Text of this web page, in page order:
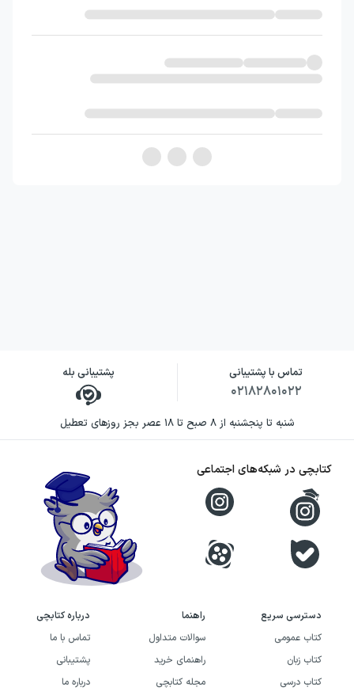
تماس با پشتیبانی
۰۲۱۸۲۸۰۱۰۲۲
پشتیبانی بله
شنبه تا پنجشنبه از ۸ صبح تا ۱۸ عصر بجز روزهای تعطیل
دسترسی سریع
کتاب عمومی
کتاب زبان
کتاب درسی
راهنما
سوالات متداول
راهنمای خرید
مجله کتابچی
درباره کتابچی
تماس با ما
پشتیبانی
درباره ما
کتابچی در شبکه‌های اجتماعی